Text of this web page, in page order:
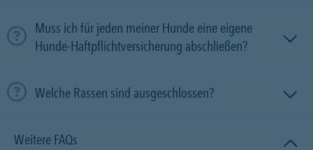
Muss ich für jeden meiner Hunde eine eigene
Hunde-Haftpflichtversicherung abschließen?
Welche Rassen sind ausgeschlossen?
Weitere FAQs